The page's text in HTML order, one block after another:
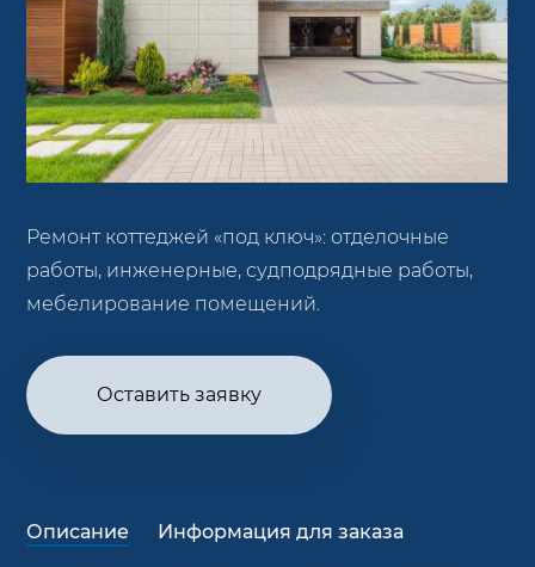
Ремонт коттеджей «под ключ»: отделочные
работы, инженерные, судподрядные работы,
мебелирование помещений.
Оставить заявку
Описание Информация для заказа